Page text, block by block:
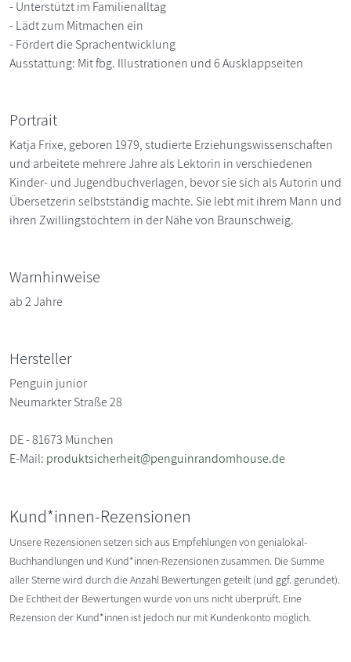
- Unterstützt im Familienalltag
- Lädt zum Mitmachen ein
- Fördert die Sprachentwicklung
Ausstattung: Mit fbg. Illustrationen und 6 Ausklappseiten
Portrait
Katja Frixe, geboren 1979, studierte Erziehungswissenschaften
und arbeitete mehrere Jahre als Lektorin in verschiedenen
Kinder- und Jugendbuchverlagen, bevor sie sich als Autorin und
Übersetzerin selbstständig machte. Sie lebt mit ihrem Mann und
ihren Zwillingstöchtern in der Nähe von Braunschweig.
Warnhinweise
ab 2 Jahre
Hersteller
Penguin junior
Neumarkter Straße 28
DE - 81673 München
E-Mail: produktsicherheit@penguinrandomhouse.de
Kund*innen-Rezensionen
Unsere Rezensionen setzen sich aus Empfehlungen von genialokal-
Buchhandlungen und Kund*innen-Rezensionen zusammen. Die Summe
aller Sterne wird durch die Anzahl Bewertungen geteilt (und ggf. gerundet).
Die Echtheit der Bewertungen wurde von uns nicht überprüft. Eine
Rezension der Kund*innen ist jedoch nur mit Kundenkonto möglich.